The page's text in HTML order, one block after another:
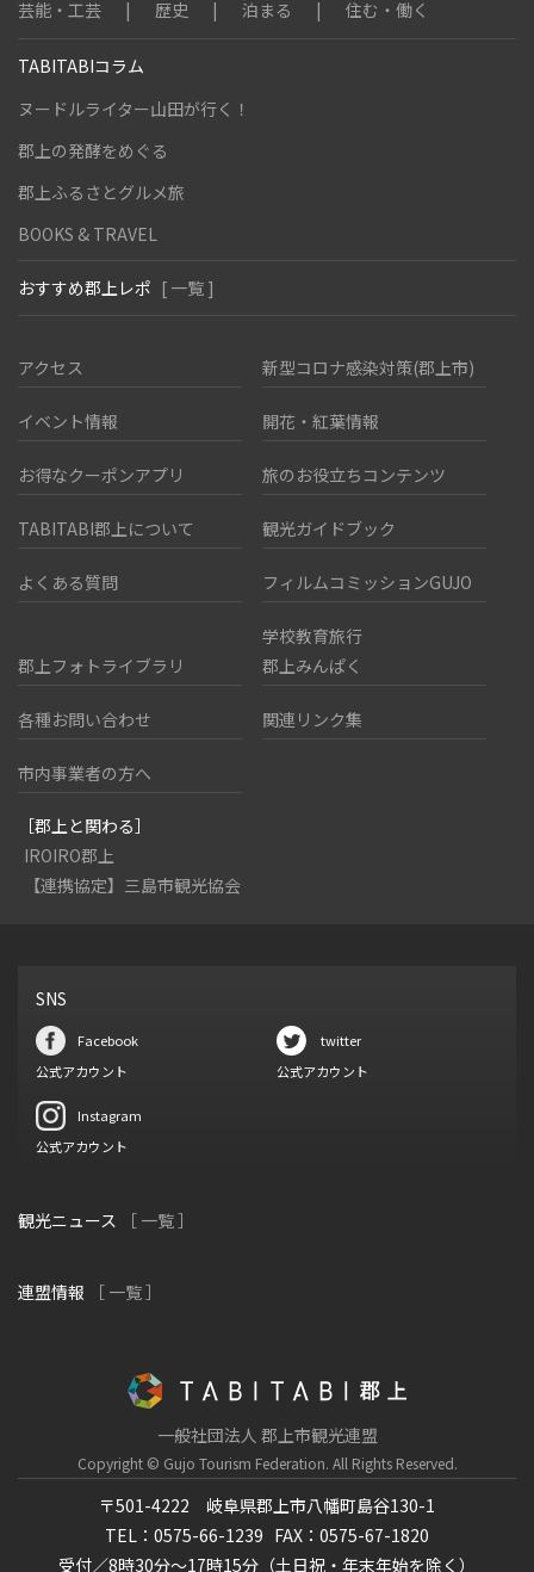
芸能・工芸
歴史 泊まる 住む・働く
TABITABIコラム
ヌードルライター山田が行く！
郡上の発酵をめぐる
郡上ふるさとグルメ旅
BOOKS & TRAVEL
おすすめ郡上レポ [ 一覧 ]
アクセス 新型コロナ感染対策(郡上市)
イベント情報 開花・紅葉情報
お得なクーポンアプリ 旅のお役立ちコンテンツ
TABITABI郡上について 観光ガイドブック
よくある質問 フィルムコミッションGUJO
郡上フォトライブラリ
学校教育旅行
郡上みんぱく
各種お問い合わせ 関連リンク集
市内事業者の方へ
［郡上と関わる］
IROIRO郡上
【連携協定】三島市観光協会
SNS
Facebook
公式アカウント
twitter
公式アカウント
Instagram
公式アカウント
観光ニュース ［ 一覧 ］
連盟情報 ［ 一覧 ］
一般社団法人 郡上市観光連盟
Copyright © Gujo Tourism Federation. All Rights Reserved.
〒501-4222 岐阜県郡上市八幡町島谷130-1
TEL：0575-66-1239 FAX：0575-67-1820
受付／8時30分～17時15分（土日祝・年末年始を除く）